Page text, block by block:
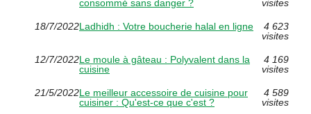
consommé sans danger ?
visites
18/7/2022Ladhidh : Votre boucherie halal en ligne
4 623
visites
12/7/2022Le moule à gâteau : Polyvalent dans la
cuisine
4 169
visites
21/5/2022Le meilleur accessoire de cuisine pour
cuisiner : Qu'est-ce que c'est ?
4 589
visites